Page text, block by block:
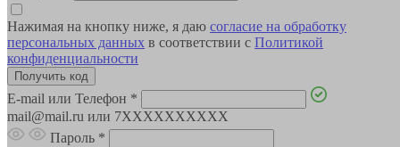
Нажимая на кнопку ниже, я даю согласие на обработку
персональных данных в соответствии с Политикой
конфиденциальности
E-mail или Телефон *
mail@mail.ru или 7XXXXXXXXXX
Пароль *